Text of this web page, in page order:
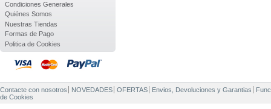
Condiciones Generales
Quiénes Somos
Nuestras Tiendas
Formas de Pago
Politica de Cookies
Contacte con nosotros NOVEDADES OFERTAS Envios, Devoluciones y Garantias
de Cookies